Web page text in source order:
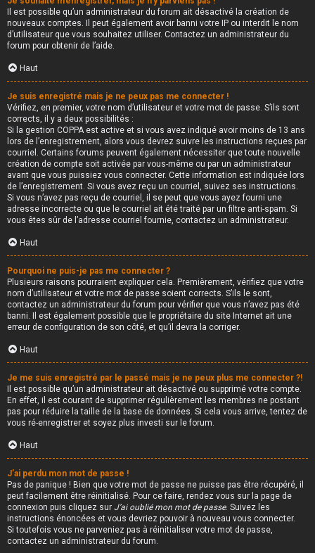
Il est possible qu’un administrateur du forum ait désactivé la création de
nouveaux comptes. Il peut également avoir banni votre IP ou interdit le nom
d’utilisateur que vous souhaitez utiliser. Contactez un administrateur du
forum pour obtenir de l’aide.
Haut
Je suis enregistré mais je ne peux pas me connecter !
Vérifiez, en premier, votre nom d’utilisateur et votre mot de passe. S’ils sont
corrects, il y a deux possibilités :
Si la gestion COPPA est active et si vous avez indiqué avoir moins de 13 ans
lors de l’enregistrement, alors vous devrez suivre les instructions reçues par
courriel. Certains forums peuvent également nécessiter que toute nouvelle
création de compte soit activée par vous-même ou par un administrateur
avant que vous puissiez vous connecter. Cette information est indiquée lors
de l’enregistrement. Si vous avez reçu un courriel, suivez ses instructions.
Si vous n’avez pas reçu de courriel, il se peut que vous ayez fourni une
adresse incorrecte ou que le courriel ait été traité par un filtre anti-spam. Si
vous êtes sûr de l’adresse courriel fournie, contactez un administrateur.
Haut
Pourquoi ne puis-je pas me connecter ?
Plusieurs raisons pourraient expliquer cela. Premièrement, vérifiez que votre
nom d’utilisateur et votre mot de passe soient corrects. S’ils le sont,
contactez un administrateur du forum pour vérifier que vous n’avez pas été
banni. Il est également possible que le propriétaire du site Internet ait une
erreur de configuration de son côté, et qu’il devra la corriger.
Haut
Je me suis enregistré par le passé mais je ne peux plus me connecter ?!
Il est possible qu’un administrateur ait désactivé ou supprimé votre compte.
En effet, il est courant de supprimer régulièrement les membres ne postant
pas pour réduire la taille de la base de données. Si cela vous arrive, tentez de
vous ré-enregistrer et soyez plus investi sur le forum.
Haut
J’ai perdu mon mot de passe !
Pas de panique ! Bien que votre mot de passe ne puisse pas être récupéré, il
peut facilement être réinitialisé. Pour ce faire, rendez vous sur la page de
connexion puis cliquez sur J’ai oublié mon mot de passe. Suivez les
instructions énoncées et vous devriez pouvoir à nouveau vous connecter.
Si toutefois vous ne parveniez pas à réinitialiser votre mot de passe,
contactez un administrateur du forum.